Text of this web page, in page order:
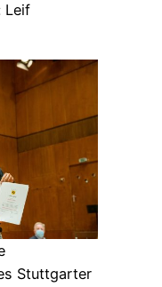
Leif
Stuttgarter